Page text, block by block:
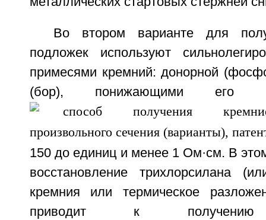
Во втором варианте для
подложек используют
примесями кремний: донорной
(бор), понижающими
150 до единиц и менее 1 Ом·см. В
восстановление трихлорсилана
кремния или термическое
приводит к получению